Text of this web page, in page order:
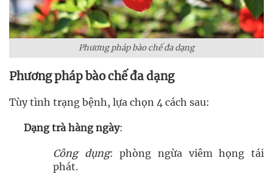
Phương pháp bào chế đa dạng
Phương pháp bào chế đa dạng
Tùy tình trạng bệnh, lựa chọn 4 cách sau:
Dạng trà hàng ngày:
Công dụng: phòng ngừa viêm họng tái
phát.